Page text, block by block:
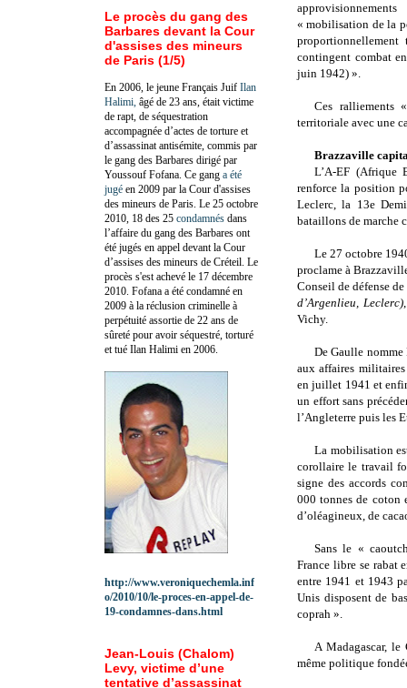
« mobilisation de la
proportionnellement
contingent combat
juin 1942) ».
Ces ralliements
territoriale avec une
Brazzaville
L’A-EF (Afrique
renforce la position
Leclerc, la 13e
bataillons de marche
Le 27 octobre
proclame à
Conseil de défense
d’Argenlieu, Leclerc)
Vichy.
De Gaulle
aux affaires
en juillet 1941 et
un effort sans
l’Angleterre puis les
La mobilisation
corollaire le travail
signe des accords
000 tonnes de coton
d’oléagineux, de
Sans le «
France libre se rabat
entre 1941 et 1943
Unis disposent de
coprah ».
A Madagascar,
même politique
Le procès du gang des
Barbares devant la Cour
d'assises des mineurs
de Paris (1/5)
En 2006, le jeune Français Juif Ilan
Halimi, âgé de 23 ans, était victime
de rapt, de séquestration
accompagnée d’actes de torture et
d’assassinat antisémite, commis par
le gang des Barbares dirigé par
Youssouf Fofana. Ce gang a été
jugé en 2009 par la Cour d'assises
des mineurs de Paris. Le 25 octobre
2010, 18 des 25 condamnés dans
l’affaire du gang des Barbares ont
été jugés en appel devant la Cour
d’assises des mineurs de Créteil. Le
procès s'est achevé le 17 décembre
2010. Fofana a été condamné en
2009 à la réclusion criminelle à
perpétuité assortie de 22 ans de
sûreté pour avoir séquestré, torturé
et tué Ilan Halimi en 2006.
http://www.veroniquechemla.inf
o/2010/10/le-proces-en-appel-de-
19-condamnes-dans.html
Jean-Louis (Chalom)
Levy, victime d’une
tentative d’assassinat